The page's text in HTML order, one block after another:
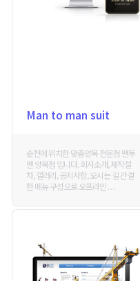
Man to man suit
순천에 위치한 맞춤양복 전문점 맨투
맨 양복점 입니다. 회사소개, 제작절
차, 갤러리, 공지사항, 오시는 길 간결
한 메뉴 구성으로 오프라인 . . .